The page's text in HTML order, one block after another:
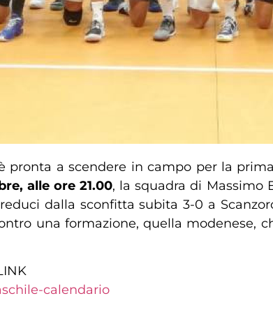
pronta a scendere in campo per la
alle ore 21.00, la squadra di Massimo
dalla sconfitta subita 3-0 a
una formazione, quella modenese,
calendario